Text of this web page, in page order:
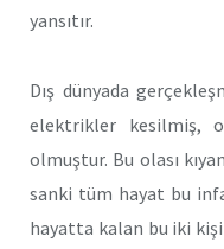
yansıtır.
Dış dünyada
elektrikler kesilmiş,
olmuştur. Bu olası
sanki tüm hayat bu
hayatta kalan bu iki kişi